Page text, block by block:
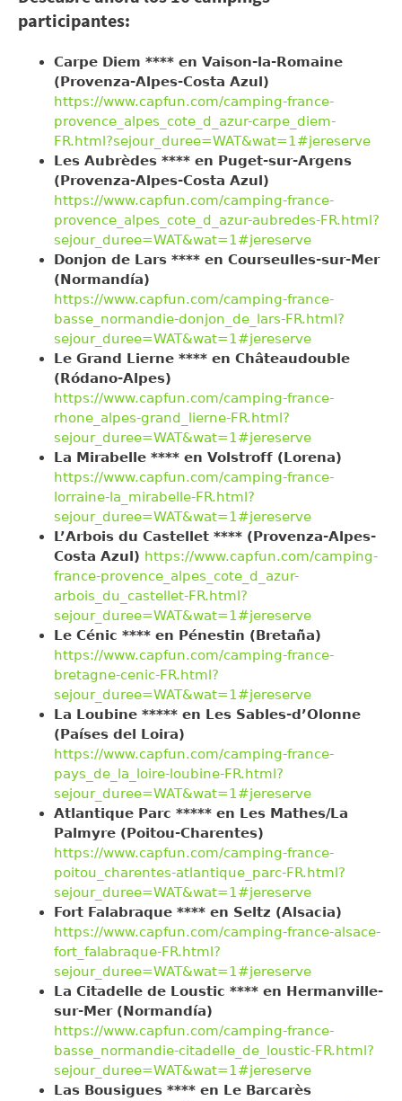
participantes:
Carpe Diem **** en Vaison-la-Romaine
(Provenza-Alpes-Costa Azul)
https://www.capfun.com/camping-france-
provence_alpes_cote_d_azur-carpe_diem-
FR.html?sejour_duree=WAT&wat=1#jereserve
Les Aubrèdes **** en Puget-sur-Argens
(Provenza-Alpes-Costa Azul)
https://www.capfun.com/camping-france-
provence_alpes_cote_d_azur-aubredes-FR.html?
sejour_duree=WAT&wat=1#jereserve
Donjon de Lars **** en Courseulles-sur-Mer
(Normandía)
https://www.capfun.com/camping-france-
basse_normandie-donjon_de_lars-FR.html?
sejour_duree=WAT&wat=1#jereserve
Le Grand Lierne **** en Châteaudouble
(Ródano-Alpes)
https://www.capfun.com/camping-france-
rhone_alpes-grand_lierne-FR.html?
sejour_duree=WAT&wat=1#jereserve
La Mirabelle **** en Volstroff (Lorena)
https://www.capfun.com/camping-france-
lorraine-la_mirabelle-FR.html?
sejour_duree=WAT&wat=1#jereserve
L’Arbois du Castellet **** (Provenza-Alpes-
Costa Azul) https://www.capfun.com/camping-
france-provence_alpes_cote_d_azur-
arbois_du_castellet-FR.html?
sejour_duree=WAT&wat=1#jereserve
Le Cénic **** en Pénestin (Bretaña)
https://www.capfun.com/camping-france-
bretagne-cenic-FR.html?
sejour_duree=WAT&wat=1#jereserve
La Loubine ***** en Les Sables-d’Olonne
(Países del Loira)
https://www.capfun.com/camping-france-
pays_de_la_loire-loubine-FR.html?
sejour_duree=WAT&wat=1#jereserve
Atlantique Parc ***** en Les Mathes/La
Palmyre (Poitou-Charentes)
https://www.capfun.com/camping-france-
poitou_charentes-atlantique_parc-FR.html?
sejour_duree=WAT&wat=1#jereserve
Fort Falabraque **** en Seltz (Alsacia)
https://www.capfun.com/camping-france-alsace-
fort_falabraque-FR.html?
sejour_duree=WAT&wat=1#jereserve
La Citadelle de Loustic **** en Hermanville-
sur-Mer (Normandía)
https://www.capfun.com/camping-france-
basse_normandie-citadelle_de_loustic-FR.html?
sejour_duree=WAT&wat=1#jereserve
Las Bousigues **** en Le Barcarès